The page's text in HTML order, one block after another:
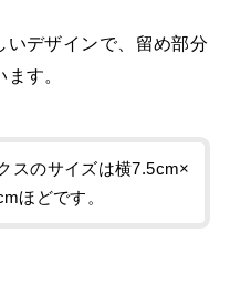
いデザインで、留め部分
す。
スのサイズは横7.5cm×
ほどです。